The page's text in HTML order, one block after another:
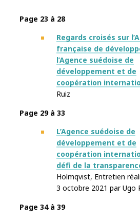
Page 23 à 28
Regards croisés sur
française de
l’Agence suédoise de
développement et de
coopération
Ruiz
Page 29 à 33
L’Agence suédoise de
développement et de
coopération
défi de la
Holmqvist, Entretien
3 octobre 2021 par Ugo
Page 34 à 39